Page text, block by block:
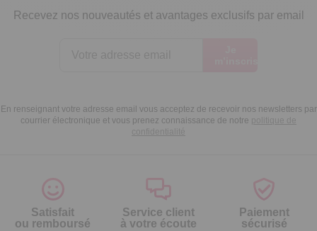
Recevez nos nouveautés et avantages exclusifs par email
En renseignant votre adresse email vous acceptez de recevoir nos newsletters par
courrier électronique et vous prenez connaissance de notre politique de
confidentialité
Satisfait
ou remboursé
Service client
à votre écoute
Paiement
sécurisé